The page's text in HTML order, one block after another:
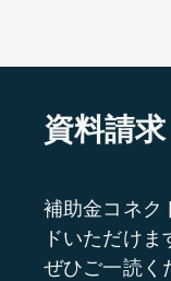
資料請求
補助金コネク
ドいただけ
ぜひご一読く